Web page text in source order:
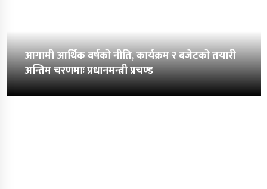
आगामी आर्थिक वर्षको नीति, कार्यक्रम र बजेटको तयारी
अन्तिम चरणमाः प्रधानमन्त्री प्रचण्ड